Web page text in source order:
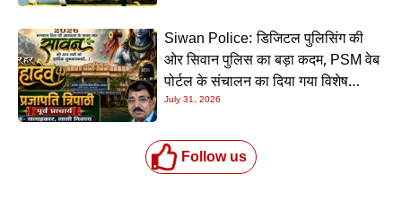
Siwan Police: डिजिटल पुलिसिंग की
ओर सिवान पुलिस का बड़ा कदम, PSM वेब
पोर्टल के संचालन का दिया गया विशेष
प्रशिक्षण
July 31, 2026
Follow us